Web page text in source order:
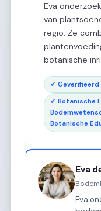
Eva
van
regio. Ze
botanische
✓
✓ Botanische
Botanische
Eva
Eva